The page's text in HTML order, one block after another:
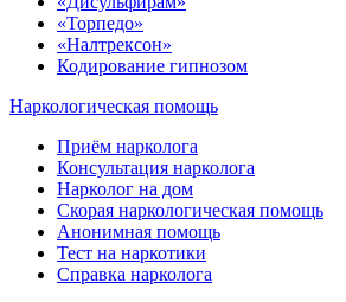
«Торпедо»
«Налтрексон»
Кодирование гипнозом
Наркологическая помощь
Приём нарколога
Консультация нарколога
Нарколог на дом
Скорая наркологическая помощь
Анонимная помощь
Тест на наркотики
Справка нарколога